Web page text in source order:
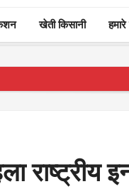
खेती किसानी हमारे
राष्ट्रीय